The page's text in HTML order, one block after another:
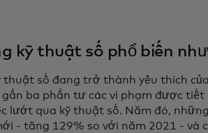
kỹ thuật số phổ biến
thuật số đang trở thành yêu thích
ba phần tư các vi phạm được tiết
lướt qua kỹ thuật số. Năm đó,
- tăng 129% so với năm 2021 - và